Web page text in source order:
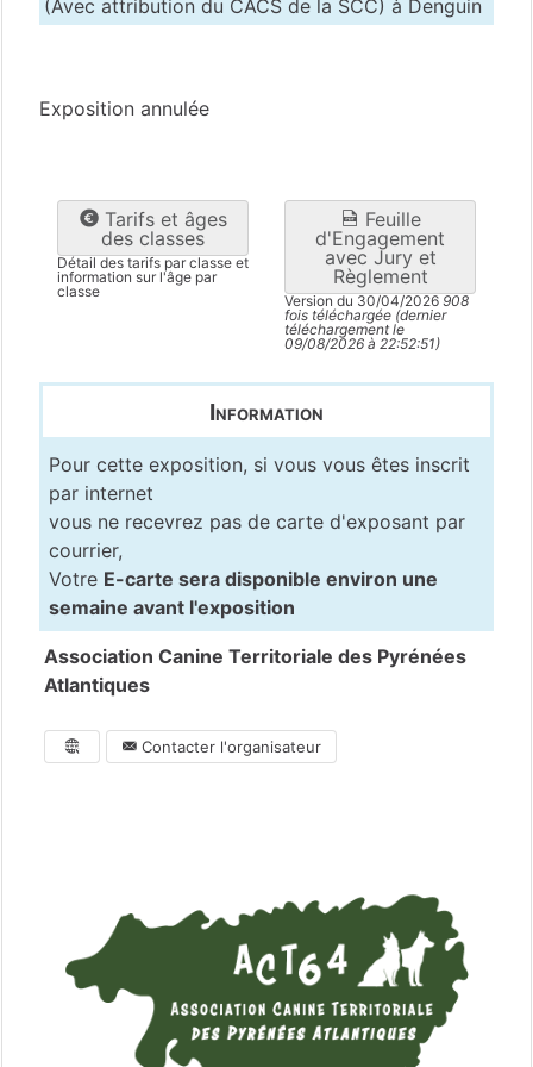
(Avec attribution du CACS de la SCC) à Denguin
Exposition annulée
Tarifs et âges
des classes
Détail des tarifs par classe et
information sur l'âge par
classe
Feuille
d'Engagement
avec Jury et
Règlement
Version du 30/04/2026 908
fois téléchargée (dernier
téléchargement le
09/08/2026 à 22:52:51)
Information
Pour cette exposition, si vous vous êtes inscrit
par internet
vous ne recevrez pas de carte d'exposant par
courrier,
Votre E-carte sera disponible environ une
semaine avant l'exposition
Association Canine Territoriale des Pyrénées
Atlantiques
Contacter l'organisateur